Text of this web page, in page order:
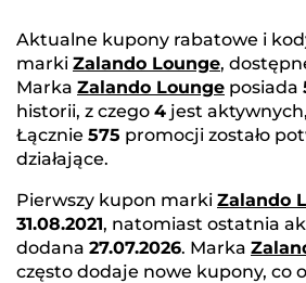
Aktualne kupony rabatowe i
marki Zalando Lounge,
Marka Zalando Lounge posiada
historii, z czego 4 jest
Łącznie 575 promocji zostało
działające.
Pierwszy kupon marki Zalando
31.08.2021, natomiast ostatnia
dodana 27.07.2026. Marka
często dodaje nowe kupony, co